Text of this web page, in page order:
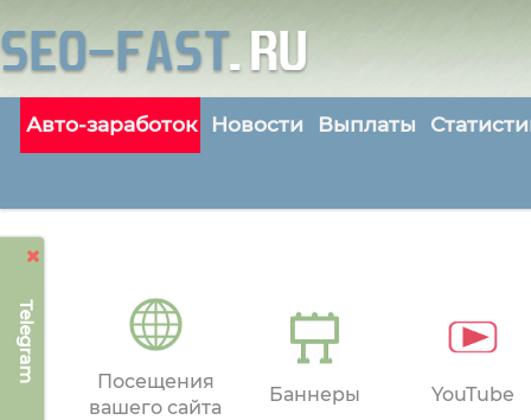
Telegram
Авто-заработок Новости Выплаты
Посещения
вашего сайта
Баннеры YouTube